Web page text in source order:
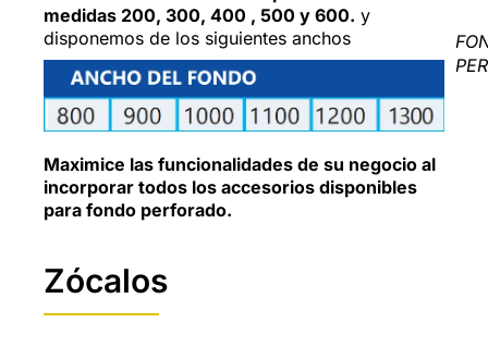
medidas 200, 300, 400 , 500 y 600. y
disponemos de los siguientes anchos
Maximice las funcionalidades de su negocio al
incorporar todos los accesorios disponibles
para fondo perforado.
Zócalos